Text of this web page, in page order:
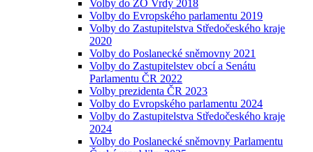
Volby do ZO Vrdy 2018
Volby do Evropského parlamentu 2019
Volby do Zastupitelstva Středočeského kraje
2020
Volby do Poslanecké sněmovny 2021
Volby do Zastupitelstev obcí a Senátu
Parlamentu ČR 2022
Volby prezidenta ČR 2023
Volby do Evropského parlamentu 2024
Volby do Zastupitelstva Středočeského kraje
2024
Volby do Poslanecké sněmovny Parlamentu